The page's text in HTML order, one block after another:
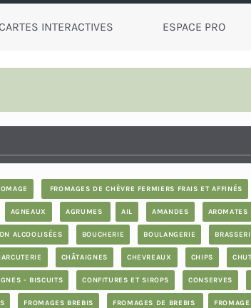
INTERACTIVES ESPACE PRO
FROMAGES DE CHÈVRE FERMIERS FRAIS ET AFFINÉS
AGNEAUX AGRUMES AIL AMANDES AROMATES
ALCOOLISÉES BOUCHERIE BOULANGERIE
CHÂTAIGNES CHEVREAUX CHIPS
- BISCUITS CONFITURES ET SIROPS CONSERVES
FROMAGES BREBIS FROMAGES DE BREBIS